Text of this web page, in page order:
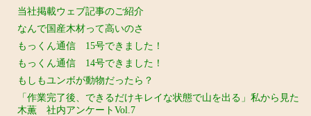
当社掲載ウェブ記事のご紹介
なんで国産木材って高いのさ
もっくん通信 15号できました！
もっくん通信 14号できました！
もしもユンボが動物だったら？
「作業完了後、できるだけキレイな状態で山を出る」私から見た
木薫 社内アンケートVol.7